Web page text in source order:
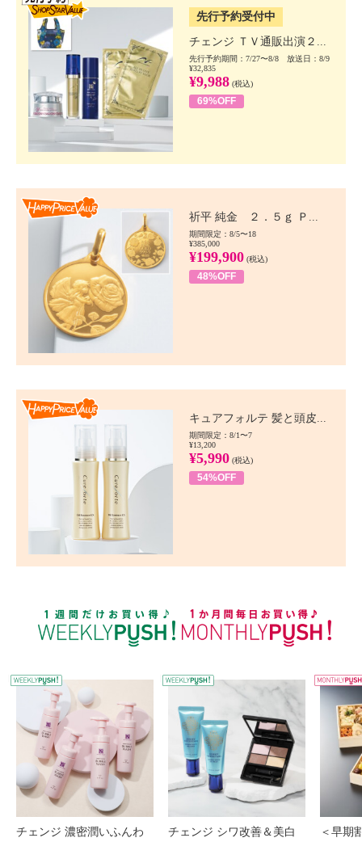
先行予約受付中
チェンジ ＴＶ通販出演２...
先行予約期間：7/27〜8/8 放送日：8/9
¥32,835
¥9,988 (税込)
69%OFF
祈平 純金 ２．５ｇ Ｐ...
期間限定：8/5〜18
¥385,000
¥199,900 (税込)
48%OFF
キュアフォルテ 髪と頭皮...
期間限定：8/1〜7
¥13,200
¥5,990 (税込)
54%OFF
WEEKLY PUSH
チェンジ 濃密潤いふんわ
チェンジ シワ改善＆美白
＜早期